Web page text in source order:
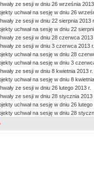
ze sesji w dniu 26 września
uchwał na sesję w dniu 26
ze sesji w dniu 22 sierpnia 2013
uchwał na sesję w dniu 22
ze sesji w dniu 28 czerwca 2013
ze sesji w dniu 3 czerwca 2013 r.
uchwał na sesję w dniu 28
uchwał na sesję w dniu 3
ze sesji w dniu 8 kwietnia 2013 r.
uchwał na sesję w dniu 8
ze sesji w dniu 26 lutego 2013 r.
ze sesji w dniu 28 stycznia 2013
uchwał na sesję w dniu 26 lutego
uchwał na sesję w dniu 28